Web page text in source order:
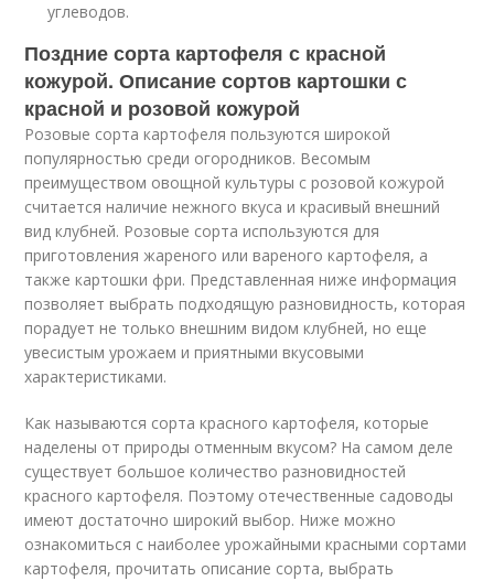
углеводов.
Поздние сорта картофеля с красной
кожурой. Описание сортов картошки с
красной и розовой кожурой
Розовые сорта картофеля пользуются широкой
популярностью среди огородников. Весомым
преимуществом овощной культуры с розовой кожурой
считается наличие нежного вкуса и красивый внешний
вид клубней. Розовые сорта используются для
приготовления жареного или вареного картофеля, а
также картошки фри. Представленная ниже информация
позволяет выбрать подходящую разновидность, которая
порадует не только внешним видом клубней, но еще
увесистым урожаем и приятными вкусовыми
характеристиками.
Как называются сорта красного картофеля, которые
наделены от природы отменным вкусом? На самом деле
существует большое количество разновидностей
красного картофеля. Поэтому отечественные садоводы
имеют достаточно широкий выбор. Ниже можно
ознакомиться с наиболее урожайными красными сортами
картофеля, прочитать описание сорта, выбрать